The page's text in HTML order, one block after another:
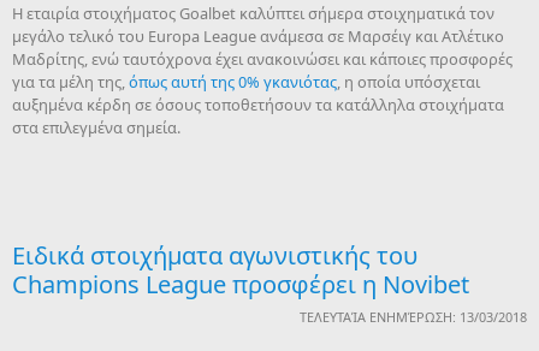
Η εταιρία στοιχήματος Goalbet καλύπτει σήμερα στοιχηματικά τον
μεγάλο τελικό του Europa League ανάμεσα σε Μαρσέιγ και Ατλέτικο
Μαδρίτης, ενώ ταυτόχρονα έχει ανακοινώσει και κάποιες προσφορές
για τα μέλη της,όπως αυτή της 0% γκανιότας, η οποία υπόσχεται
αυξημένα κέρδη σε όσους τοποθετήσουν τα κατάλληλα στοιχήματα
στα επιλεγμένα σημεία.
Ειδικά στοιχήματα αγωνιστικής του
Champions League προσφέρει η Novibet
ΤΕΛΕΥΤΑΊΑ ΕΝΗΜΈΡΩΣΗ: 13/03/2018